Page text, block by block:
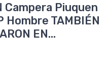
Campera Piuquen
Hombre TAMBIÉN
EN...